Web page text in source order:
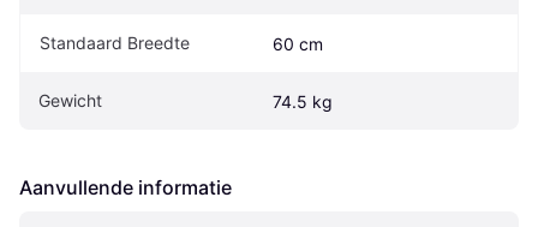
Standaard Breedte 60 cm
Gewicht 74.5 kg
Aanvullende informatie